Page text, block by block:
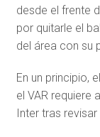
desde el frente
por quitarle el
del área con su
En un principio,
el VAR requiere
Inter tras revisar